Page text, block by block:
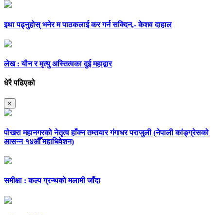
इथा पढ्नुहोस् भनेर म पाठकलाई कर गर्न सक्दिन,- केशव दाहाल
लेख : यौन र मृत्यु अस्तित्वका दुई महाद्वार
धेरै पढिएको
×
पोखरा महानगरको नेतृत्व हाँक्न तम्तयार गंगाधर पराजुली (नेपाली कांङ्ग्रेसको
आसन्न १४औँ महाधिवेशन)
समीक्षा : कल्प ग्रन्थको मलामी जाँदा